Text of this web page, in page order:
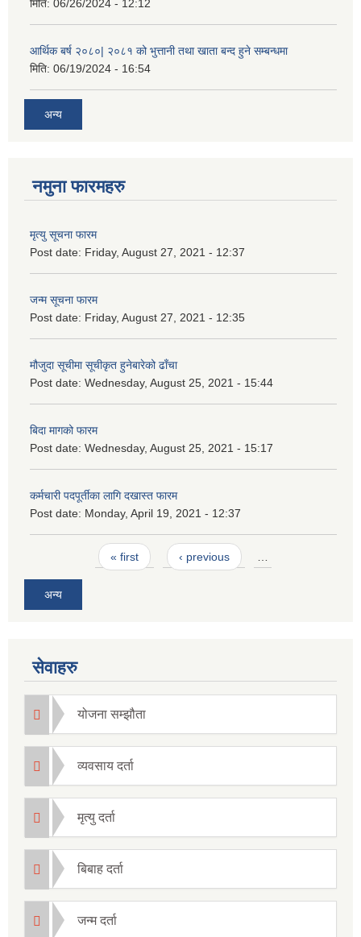
मिति: 06/26/2024 - 12:12
आर्थिक बर्ष २०८०| २०८१ को भुत्तानी तथा खाता बन्द हुने सम्बन्धमा
मिति: 06/19/2024 - 16:54
अन्य
नमुना फारमहरु
मृत्यु सूचना फारम
Post date: Friday, August 27, 2021 - 12:37
जन्म सूचना फारम
Post date: Friday, August 27, 2021 - 12:35
मौजुदा सूचीमा सूचीकृत हुनेबारेको ढाँचा
Post date: Wednesday, August 25, 2021 - 15:44
बिदा मागको फारम
Post date: Wednesday, August 25, 2021 - 15:17
कर्मचारी पदपूर्तीका लागि दखास्त फारम
Post date: Monday, April 19, 2021 - 12:37
« first ‹ previous …
अन्य
सेवाहरु
योजना सम्झौता
व्यवसाय दर्ता
मृत्यु दर्ता
बिबाह दर्ता
जन्म दर्ता